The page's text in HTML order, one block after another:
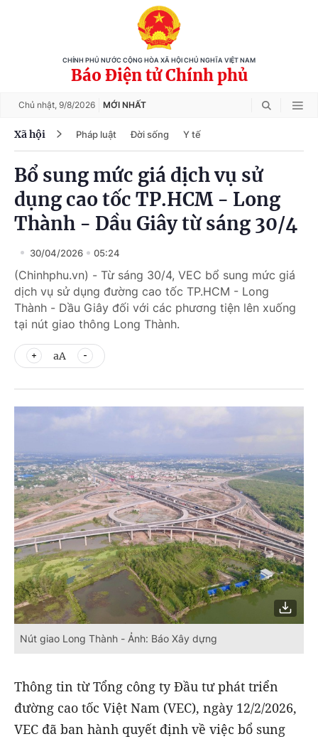
CHÍNH PHỦ NƯỚC CỘNG HÒA XÃ HỘI CHỦ NGHĨA VIỆT NAM
Báo Điện tử Chính phủ
Chủ nhật, 9/8/2026 MỚI NHẤT
Xã hội Pháp luật Đời sống Y tế
Bổ sung mức giá dịch vụ sử
dụng cao tốc TP.HCM - Long
Thành - Dầu Giây từ sáng 30/4
30/04/2026 05:24
(Chinhphu.vn) - Từ sáng 30/4, VEC bổ sung mức giá
dịch vụ sử dụng đường cao tốc TP.HCM - Long
Thành - Dầu Giây đối với các phương tiện lên xuống
tại nút giao thông Long Thành.
aA
Nút giao Long Thành - Ảnh: Báo Xây dựng
Thông tin từ Tổng công ty Đầu tư phát triển
đường cao tốc Việt Nam (VEC), ngày 12/2/2026,
VEC đã ban hành quyết định về việc bổ sung